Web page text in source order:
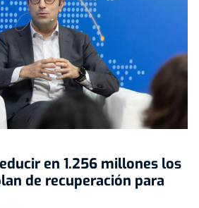
en 1.256 millones los
de recuperación para